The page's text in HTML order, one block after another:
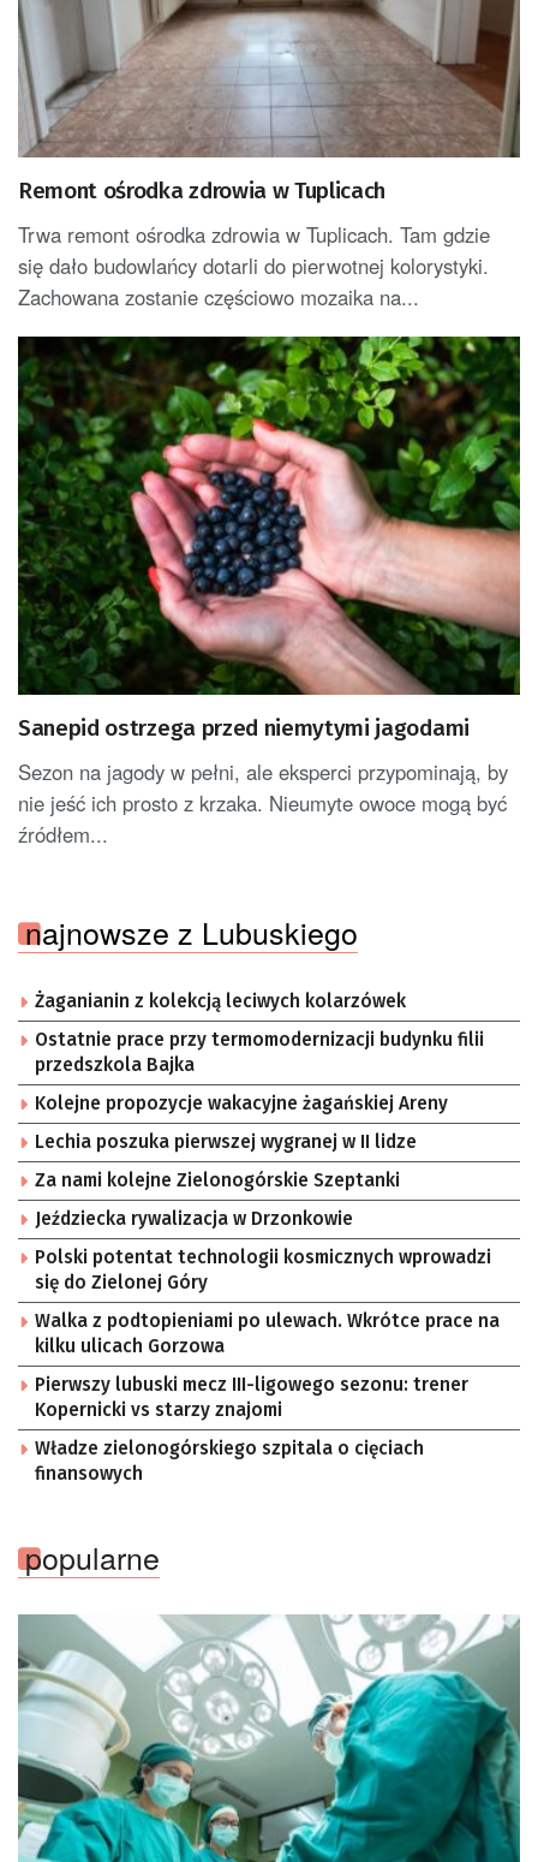
Remont ośrodka zdrowia w Tuplicach
Trwa remont ośrodka zdrowia w Tuplicach. Tam gdzie
się dało budowlańcy dotarli do pierwotnej kolorystyki.
Zachowana zostanie częściowo mozaika na...
Sanepid ostrzega przed niemytymi jagodami
Sezon na jagody w pełni, ale eksperci przypominają, by
nie jeść ich prosto z krzaka. Nieumyte owoce mogą być
źródłem...
najnowsze z Lubuskiego
Żaganianin z kolekcją leciwych kolarzówek
Ostatnie prace przy termomodernizacji budynku filii
przedszkola Bajka
Kolejne propozycje wakacyjne żagańskiej Areny
Lechia poszuka pierwszej wygranej w II lidze
Za nami kolejne Zielonogórskie Szeptanki
Jeździecka rywalizacja w Drzonkowie
Polski potentat technologii kosmicznych wprowadzi
się do Zielonej Góry
Walka z podtopieniami po ulewach. Wkrótce prace na
kilku ulicach Gorzowa
Pierwszy lubuski mecz III-ligowego sezonu: trener
Kopernicki vs starzy znajomi
Władze zielonogórskiego szpitala o cięciach
finansowych
popularne